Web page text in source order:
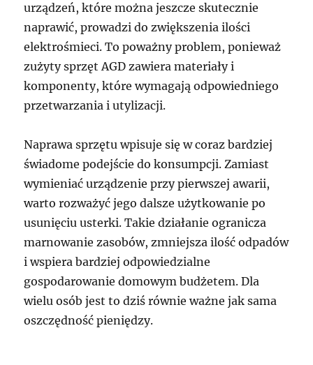
urządzeń, które można jeszcze skutecznie
naprawić, prowadzi do zwiększenia ilości
elektrośmieci. To poważny problem, ponieważ
zużyty sprzęt AGD zawiera materiały i
komponenty, które wymagają odpowiedniego
przetwarzania i utylizacji.
Naprawa sprzętu wpisuje się w coraz bardziej
świadome podejście do konsumpcji. Zamiast
wymieniać urządzenie przy pierwszej awarii,
warto rozważyć jego dalsze użytkowanie po
usunięciu usterki. Takie działanie ogranicza
marnowanie zasobów, zmniejsza ilość odpadów
i wspiera bardziej odpowiedzialne
gospodarowanie domowym budżetem. Dla
wielu osób jest to dziś równie ważne jak sama
oszczędność pieniędzy.